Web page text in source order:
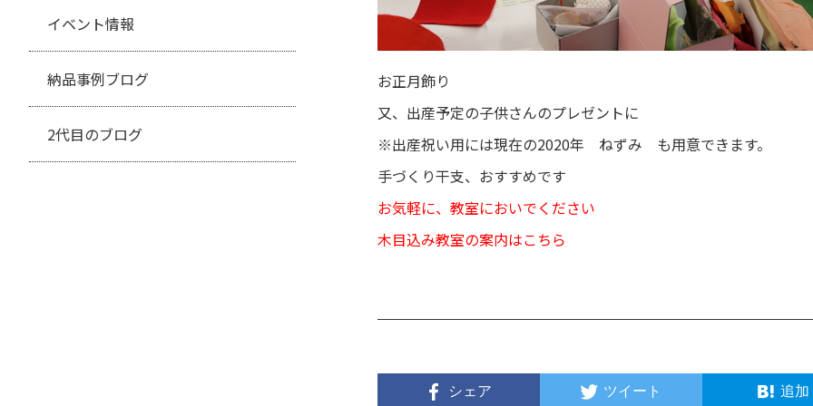
イベント情報
納品事例ブログ
2代目のブログ
お正月飾り
又、出産予定の子供さんのプレゼントに
※出産祝い用には現在の2020年 ねずみ も用意できます。
手づくり干支、おすすめです
お気軽に、教室においでください
木目込み教室の案内はこちら
シェア ツイート 追加